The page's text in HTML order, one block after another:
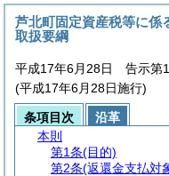
芦北町固定資産税等に係
取扱要綱
平成17年6月28日 告示第
(平成17年6月28日施行)
条項目次
沿革
本則
第1条(目的)
第2条(返還金支払対